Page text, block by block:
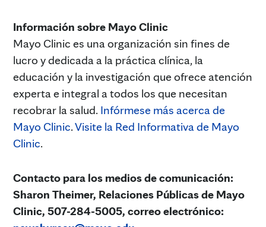
Información sobre Mayo Clinic
Mayo Clinic es una organización sin fines de
lucro y dedicada a la práctica clínica, la
educación y la investigación que ofrece atención
experta e integral a todos los que necesitan
recobrar la salud. Infórmese más acerca de
Mayo Clinic.Visite la Red Informativa de Mayo
Clinic.
Contacto para los medios de comunicación:
Sharon Theimer, Relaciones Públicas de Mayo
Clinic, 507-284-5005, correo electrónico: